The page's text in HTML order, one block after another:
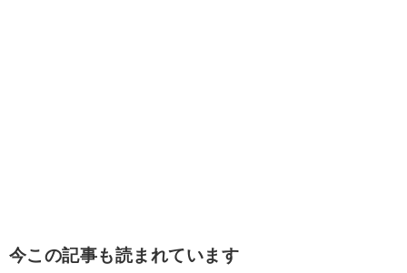
今この記事も読まれています